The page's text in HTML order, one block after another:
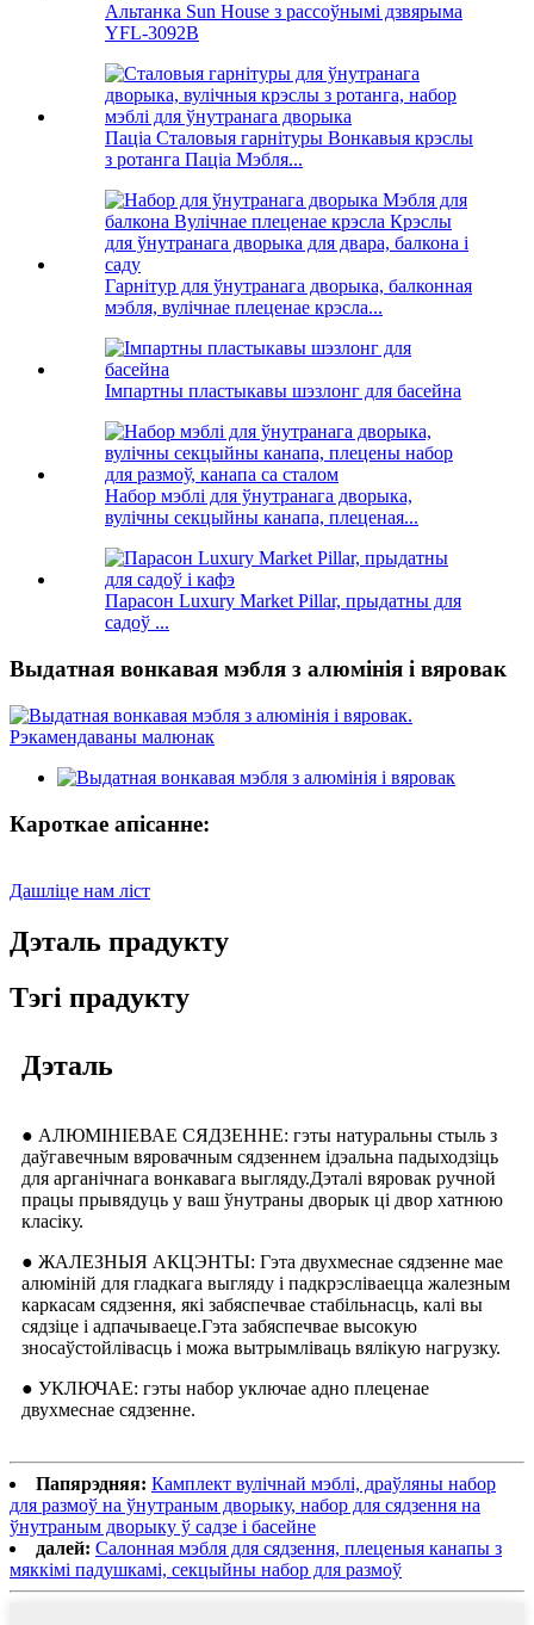
Альтанка Sun House з рассоўнымі дзвярыма
YFL-3092B
Паціа Сталовыя гарнітуры Вонкавыя крэслы
з ротанга Паціа Мэбля...
Гарнітур для ўнутранага дворыка, балконная
мэбля, вулічнае плеценае крэсла...
Імпартны пластыкавы шэзлонг для басейна
Набор мэблі для ўнутранага дворыка,
вулічны секцыйны канапа, плеценая...
Парасон Luxury Market Pillar, прыдатны для
садоў ...
Выдатная вонкавая мэбля з алюмінія і вяровак
Кароткае апісанне:
Дашліце нам ліст
Дэталь прадукту
Тэгі прадукту
Дэталь
● АЛЮМІНІЕВАЕ СЯДЗЕННЕ: гэты натуральны стыль з
даўгавечным вяровачным сядзеннем ідэальна падыходзіць
для арганічнага вонкавага выгляду.Дэталі вяровак ручной
працы прывядуць у ваш ўнутраны дворык ці двор хатнюю
класіку.
● ЖАЛЕЗНЫЯ АКЦЭНТЫ: Гэта двухмеснае сядзенне мае
алюміній для гладкага выгляду і падкрэсліваецца жалезным
каркасам сядзення, які забяспечвае стабільнасць, калі вы
сядзіце і адпачываеце.Гэта забяспечвае высокую
зносаўстойлівасць і можа вытрымліваць вялікую нагрузку.
● УКЛЮЧАЕ: гэты набор уключае адно плеценае
двухмеснае сядзенне.
Папярэдняя: Камплект вулічнай мэблі, драўляны набор
для размоў на ўнутраным дворыку, набор для сядзення на
ўнутраным дворыку ў садзе і басейне
далей: Салонная мэбля для сядзення, плеценыя канапы з
мяккімі падушкамі, секцыйны набор для размоў